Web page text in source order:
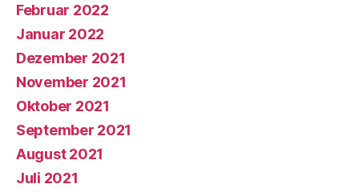
Februar 2022
Januar 2022
Dezember 2021
November 2021
Oktober 2021
September 2021
August 2021
Juli 2021